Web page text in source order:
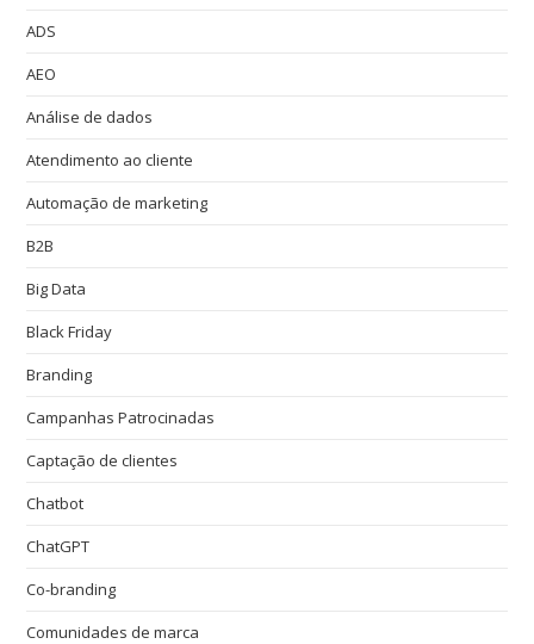
ADS
AEO
Análise de dados
Atendimento ao cliente
Automação de marketing
B2B
Big Data
Black Friday
Branding
Campanhas Patrocinadas
Captação de clientes
Chatbot
ChatGPT
Co-branding
Comunidades de marca